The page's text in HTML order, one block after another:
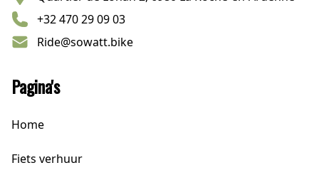
+32 470 29 09 03
Ride@sowatt.bike
Pagina's
Home
Fiets verhuur